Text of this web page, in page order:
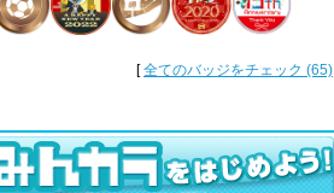
[全てのバッジをチェック (65)